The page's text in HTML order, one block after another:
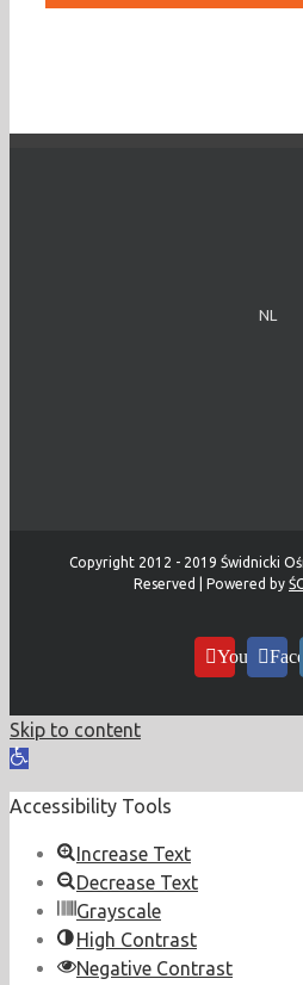
NL
Copyright 2012 - 2019 Świdnicki
Reserved | Powered by
YouTube
Skip to content
Open
Accessibility Tools
Increase Text
Decrease Text
Grayscale
High Contrast
Negative Contrast